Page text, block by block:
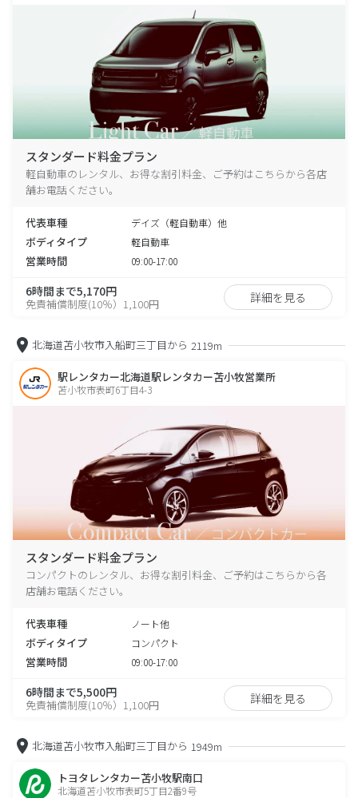
スタンダード料金プラン
軽自動車のレンタル、お得な割引料金、ご予約はこちらから各店
舗お電話ください。
代表車種 デイズ（軽自動車）他
ボディタイプ 軽自動車
営業時間 09:00-17:00
6時間まで5,170円
免責補償制度(10％）1,100円 詳細を見る
北海道苫小牧市入船町三丁目から 2119m
駅レンタカー北海道駅レンタカー苫小牧営業所
苫小牧市表町6丁目4-3
スタンダード料金プラン
コンパクトのレンタル、お得な割引料金、ご予約はこちらから各
店舗お電話ください。
代表車種 ノート他
ボディタイプ コンパクト
営業時間 09:00-17:00
6時間まで5,500円
免責補償制度(10％）1,100円 詳細を見る
北海道苫小牧市入船町三丁目から 1949m
トヨタレンタカー苫小牧駅南口
北海道苫小牧市表町5丁目2番9号